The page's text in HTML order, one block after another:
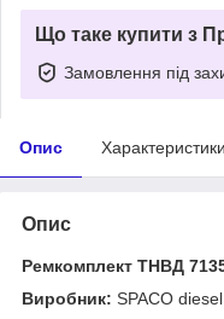
Що таке купити з
Замовлення під
Опис Характеристики
Опис
Ремкомплект ТНВД
Виробник: SPACO